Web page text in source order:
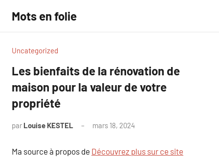
contenu
Mots en folie
Uncategorized
Les bienfaits de la rénovation de
maison pour la valeur de votre
propriété
par Louise KESTEL mars 18, 2024
Ma source à propos de Découvrez plus sur ce site